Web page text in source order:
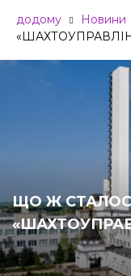
додому Новини
ЩО Ж